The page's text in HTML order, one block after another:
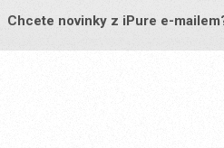
Chcete novinky z iPure e-